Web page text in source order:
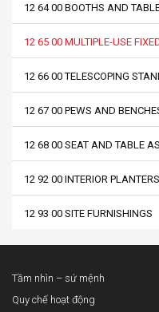
12 64 00 BOOTHS AND
12 65 00 MULTIPLE-USE
12 66 00 TELESCOPING
12 67 00 PEWS AND
12 68 00 SEAT AND TABLE
12 92 00 INTERIOR
12 93 00 SITE FURNISHINGS
Tầm nhìn – sứ mệnh
Quy chế hoạt động